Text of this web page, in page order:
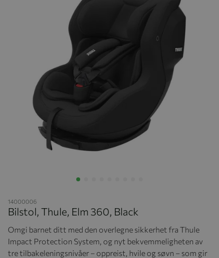
14000006
Bilstol, Thule, Elm 360, Black
Omgi barnet ditt med den overlegne sikkerhet fra Thule
Impact Protection System, og nyt bekvemmeligheten av
tre tilbakeleningsnivåer – oppreist, hvile og søvn – som gir